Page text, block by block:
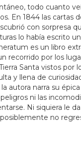
todo cuanto
En 1844 las cartas
con sorpresa
lo había escrito
es un libro
recorrido por los
Santa vistos por
y llena de
autora narra su
ni las
Ni siquiera le
no